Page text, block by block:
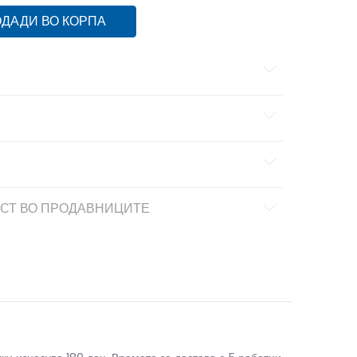
ВО КОРПА
ВО ПРОДАВНИЦИТЕ